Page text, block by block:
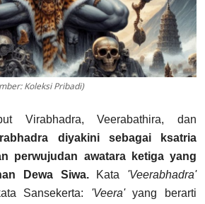
Koleksi Pribadi)
Virabhadra, Veerabathira, dan
diyakini sebagai ksatria
perwujudan awatara ketiga yang
Dewa Siwa.Kata 'Veerabhadra'
Sansekerta: 'Veera'yang berarti